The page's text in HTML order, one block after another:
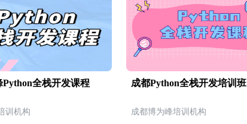
Python全栈开发课程
训机构
成都Python全栈开发培训班
成都博为峰培训机构